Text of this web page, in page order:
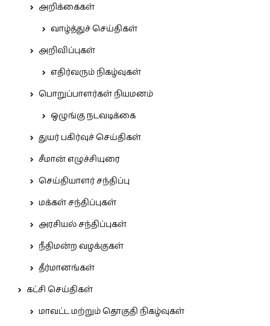
அறிக்கைகள்
வாழ்த்துச் செய்திகள்
அறிவிப்புகள்
எதிர்வரும் நிகழ்வுகள்
பொறுப்பாளர்கள் நியமனம்
ஒழுங்கு நடவடிக்கை
துயர் பகிர்வுச் செய்திகள்
சீமான் எழுச்சியுரை
செய்தியாளர் சந்திப்பு
மக்கள் சந்திப்புகள்
அரசியல் சந்திப்புகள்
நீதிமன்ற வழக்குகள்
தீர்மானங்கள்
கட்சி செய்திகள்
மாவட்ட மற்றும் தொகுதி நிகழ்வுகள்